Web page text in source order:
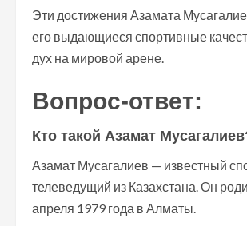
Эти достижения Азамата
его выдающиеся спортивные
дух на мировой арене.
Вопрос-ответ:
Кто такой Азамат
Азамат Мусагалиев — известный
телеведущий из Казахстана. Он
апреля 1979 года в Алматы.